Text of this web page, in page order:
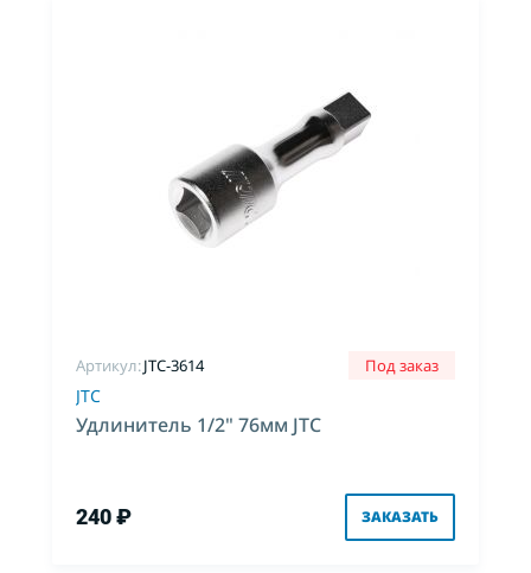
Артикул:JTC-3614 Под заказ
JTC
Удлинитель 1/2" 76мм JTC
240 ₽ ЗАКАЗАТЬ